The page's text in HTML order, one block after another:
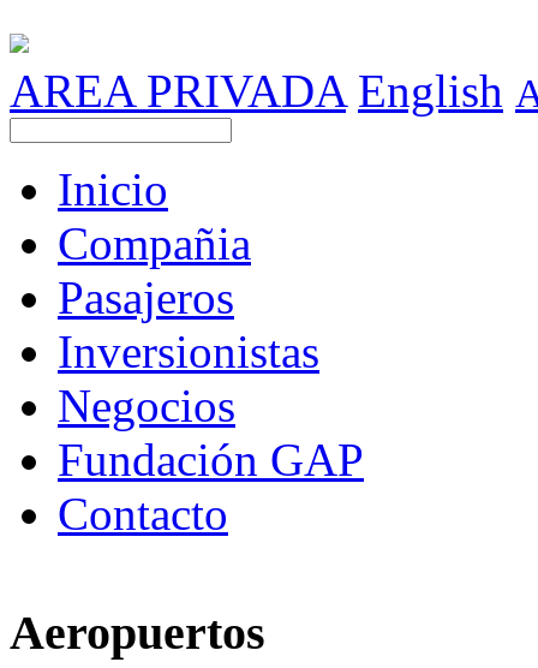
AREA PRIVADA English
Inicio
Compañia
Pasajeros
Inversionistas
Negocios
Fundación GAP
Contacto
Aeropuertos